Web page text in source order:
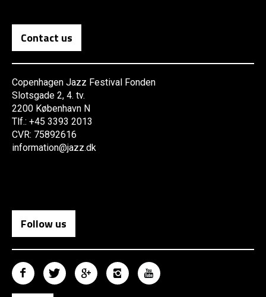
Contact us
Copenhagen Jazz Festival Fonden
Slotsgade 2, 4. tv.
2200 København N
Tlf.: +45 3393 2013
CVR: 75892616
information@jazz.dk
Follow us